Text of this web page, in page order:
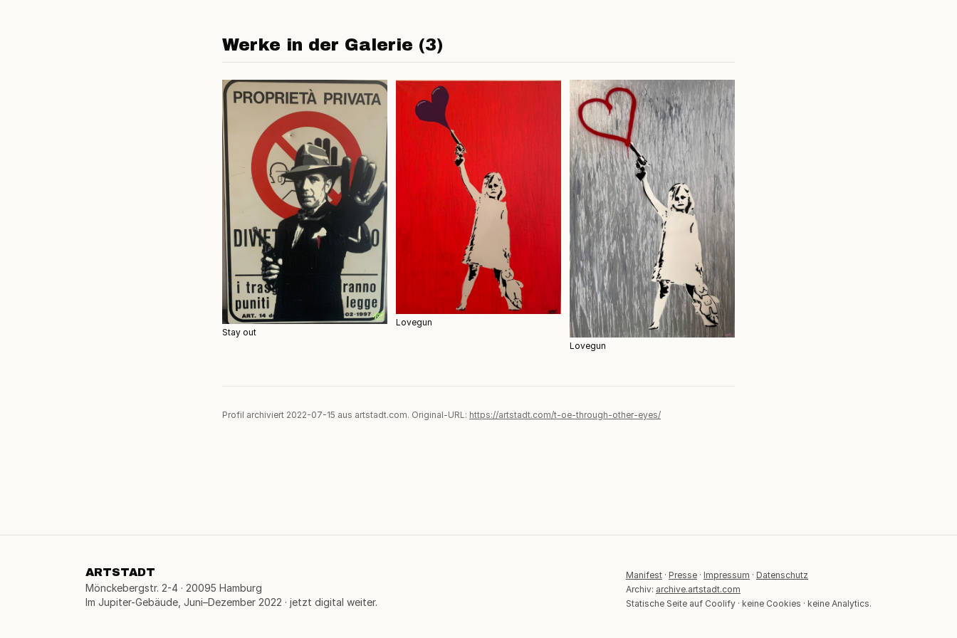
Werke in der Galerie (3)
Stay out
Lovegun
Lovegun
Profil archiviert 2022-07-15 aus artstadt.com. Original-URL: https://artstadt.com/t-oe-through-other-eyes/
ARTSTADT
Mönckebergstr. 2-4 · 20095 Hamburg
Im Jupiter-Gebäude, Juni–Dezember 2022 · jetzt digital weiter.
Manifest · Presse · Impressum · Datenschutz
Archiv: archive.artstadt.com
Statische Seite auf Coolify · keine Cookies · keine Analytics.